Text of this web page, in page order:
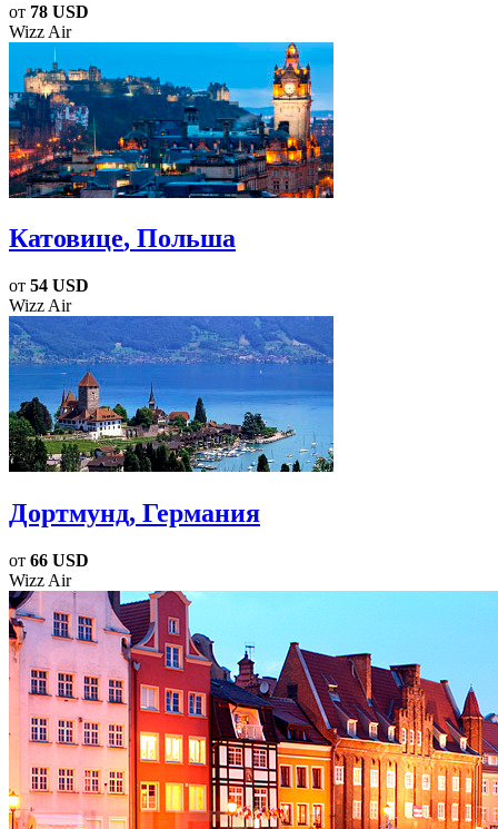
от 78 USD
Wizz Air
Катовице, Польша
от 54 USD
Wizz Air
Дортмунд, Германия
от 66 USD
Wizz Air